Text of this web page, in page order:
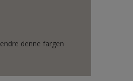
endre denne fargen